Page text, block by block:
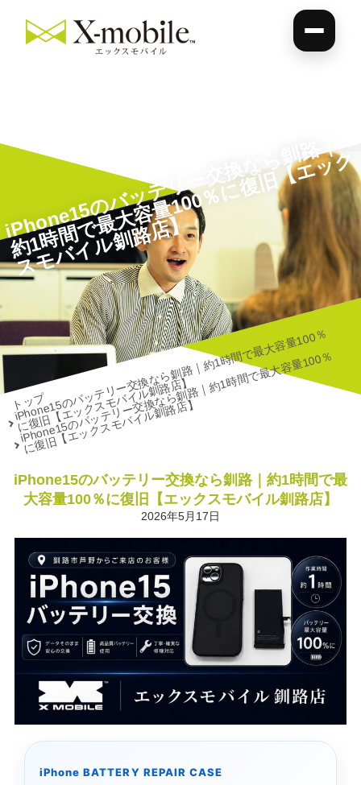
i
P
h
o
n
e
1
5
の
バ
ッ
テ
リ
ー
交
換
な
ら
釧
路
｜
約
1
時
間
で
最
大
容
量
1
0
0
％
に
復
旧
【
エ
ッ
ク
ス
モ
バ
イ
ル
釧
路
店
】
トップ
i
P
h
o
n
e
1
5
の
バ
ッ
テ
リ
ー
交
換
な
ら
釧
路
｜
約
1
時
間
で
最
大
容
量
1
0
0
％
に
復
旧
【
エ
ッ
ク
ス
モ
バ
イ
ル
釧
路
店
】
i
P
h
o
n
e
1
5
の
バ
ッ
テ
リ
ー
交
換
な
ら
釧
路
｜
約
1
時
間
で
最
大
容
量
1
0
0
％
に
復
旧
【
エ
ッ
ク
ス
モ
バ
イ
ル
釧
路
店
】
iPhone15のバッテリー交換なら釧路｜約1時間で最
大容量100％に復旧【エックスモバイル釧路店】
2026年5月17日
iPhone BATTERY REPAIR CASE